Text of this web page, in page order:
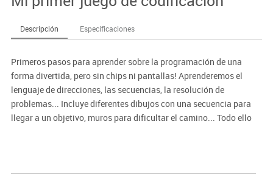
Descripción Especificaciones
Primeros pasos para aprender sobre la programación de una
forma divertida, pero sin chips ni pantallas! Aprenderemos el
lenguaje de direcciones, las secuencias, la resolución de
problemas... Incluye diferentes dibujos con una secuencia para
llegar a un objetivo, muros para dificultar el camino... Todo ello